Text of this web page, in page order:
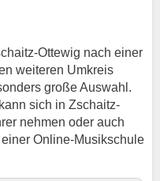
Ottewig nach einer
weiteren Umkreis
große Auswahl.
sich in Zschaitz-
nehmen oder auch
Online-Musikschule